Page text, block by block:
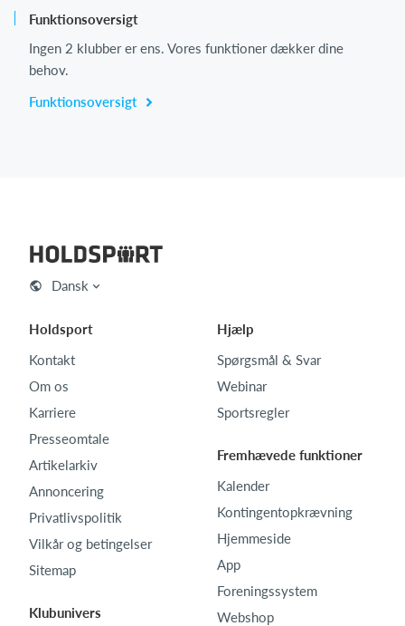
Funktionsoversigt
Ingen 2 klubber er ens. Vores funktioner dækker dine
behov.
Funktionsoversigt
Dansk
Holdsport
Kontakt
Om os
Karriere
Presseomtale
Artikelarkiv
Annoncering
Privatlivspolitik
Vilkår og betingelser
Sitemap
Klubunivers
Hjælp
Spørgsmål & Svar
Webinar
Sportsregler
Fremhævede funktioner
Kalender
Kontingentopkrævning
Hjemmeside
App
Foreningssystem
Webshop